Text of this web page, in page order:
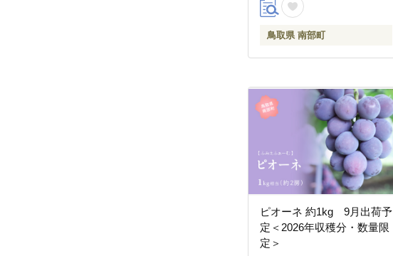
鳥取県 南部町
ピオーネ 約1kg 9月出荷予
定＜2026年収穫分・数量限
定＞